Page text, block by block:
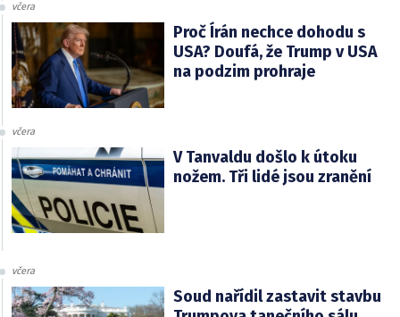
včera
Proč Írán nechce dohodu s
USA? Doufá, že Trump v USA
na podzim prohraje
včera
V Tanvaldu došlo k útoku
nožem. Tři lidé jsou zranění
včera
Soud nařídil zastavit stavbu